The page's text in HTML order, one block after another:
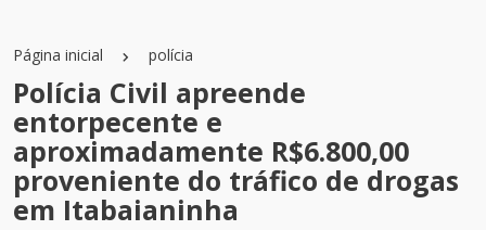
Página inicial polícia
Polícia Civil apreende
entorpecente e
aproximadamente R$6.800,00
proveniente do tráfico de drogas
em Itabaianinha